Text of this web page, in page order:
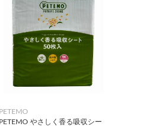
PETEMO
PETEMO やさしく香る吸収シー